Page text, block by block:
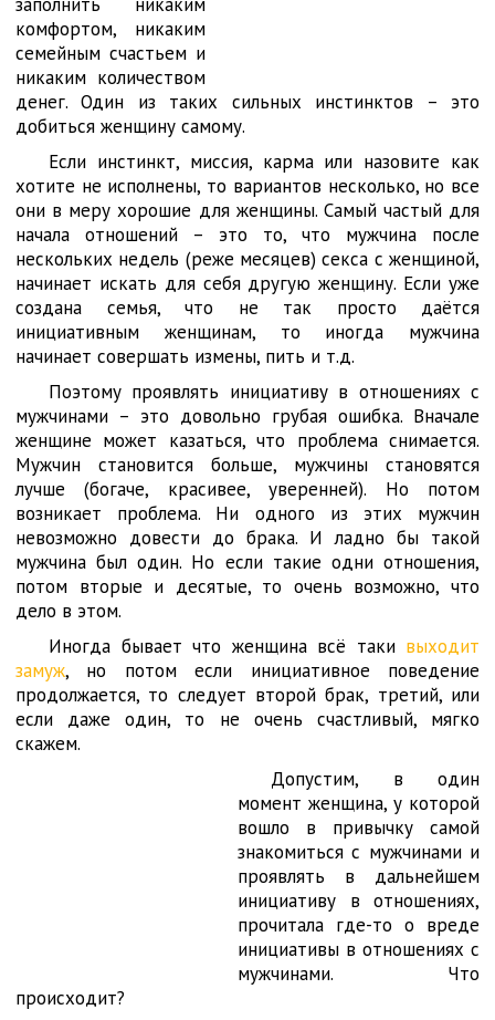
комфортом, никаким
семейным счастьем и
никаким количеством
денег. Один из таких сильных инстинктов – это
добиться женщину самому.
Если инстинкт, миссия, карма или назовите как
хотите не исполнены, то вариантов несколько, но все
они в меру хорошие для женщины. Самый частый для
начала отношений – это то, что мужчина после
нескольких недель (реже месяцев) секса с женщиной,
начинает искать для себя другую женщину. Если уже
создана семья, что не так просто даётся
инициативным женщинам, то иногда мужчина
начинает совершать измены, пить и т.д.
Поэтому проявлять инициативу в отношениях с
мужчинами – это довольно грубая ошибка. Вначале
женщине может казаться, что проблема снимается.
Мужчин становится больше, мужчины становятся
лучше (богаче, красивее, уверенней). Но потом
возникает проблема. Ни одного из этих мужчин
невозможно довести до брака. И ладно бы такой
мужчина был один. Но если такие одни отношения,
потом вторые и десятые, то очень возможно, что
дело в этом.
Иногда бывает что женщина всё таки выходит
замуж, но потом если инициативное поведение
продолжается, то следует второй брак, третий, или
если даже один, то не очень счастливый, мягко
скажем.
Допустим, в один
момент женщина, у которой
вошло в привычку самой
знакомиться с мужчинами и
проявлять в дальнейшем
инициативу в отношениях,
прочитала где-то о вреде
инициативы в отношениях с
мужчинами. Что
происходит?